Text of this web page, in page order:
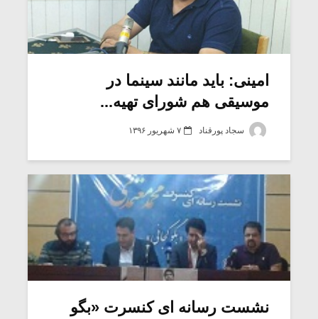
امینی: باید مانند سینما در
موسیقی هم شورای تهیه...
سجاد پورقناد ۷ شهریور ۱۳۹۶
نشست رسانه ای کنسرت «بگو